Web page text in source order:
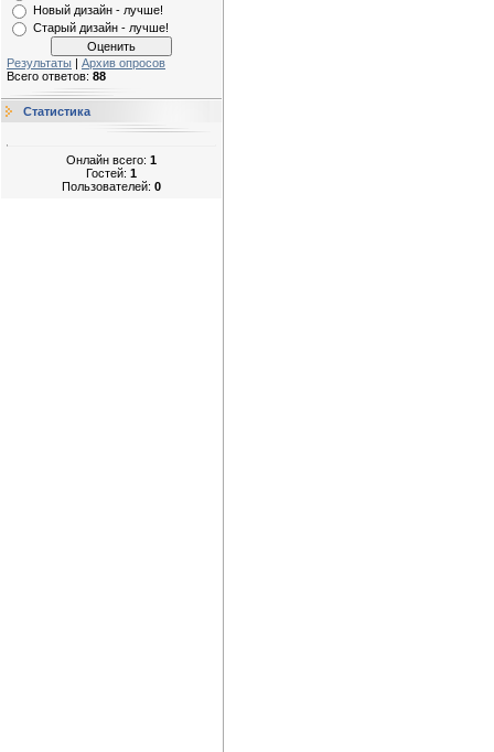
Новый дизайн - лучше!
Старый дизайн - лучше!
Результаты | Архив опросов
Всего ответов: 88
Статистика
Онлайн всего: 1
Гостей: 1
Пользователей: 0